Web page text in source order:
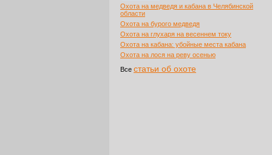
Охота на медведя и кабана в Челябинской
области
Охота на бурого медведя
Охота на глухаря на весеннем току
Охота на кабана: убойные места кабана
Охота на лося на реву осенью
Все статьи об охоте